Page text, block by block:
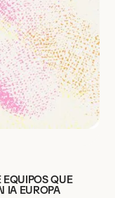
QUE
IA EUROPA